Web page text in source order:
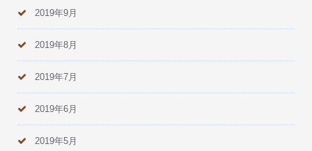
2019年9月
2019年8月
2019年7月
2019年6月
2019年5月